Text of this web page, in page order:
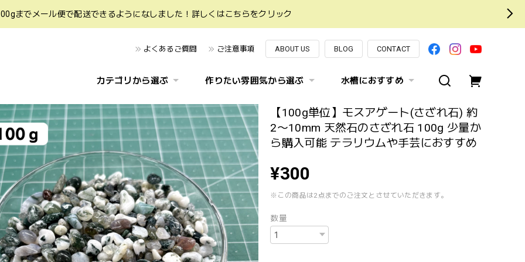
までメール便で配送できるようになしました！詳しくはこちらをクリック
よくあるご質問 ご注意事項 ABOUT US BLOG CONTACT
カテゴリから選ぶ 作りたい雰囲気から選ぶ 水槽におすすめ
【100g単位】モスアゲート(さざれ石) 約
2〜10mm 天然石のさざれ石 100g 少量か
ら購入可能 テラリウムや手芸におすすめ
¥300
※この商品は2点までのご注文とさせていただきます。
数量